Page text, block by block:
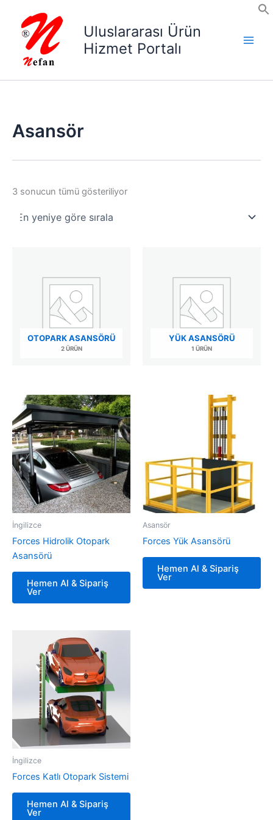
Uluslararası Ürün
Hizmet Portalı
Asansör
3 sonucun tümü gösteriliyorEn
OTOPARK ASANSÖRÜ
2 ÜRÜN
YÜK ASANSÖRÜ
1 ÜRÜN
İngilizce
Forces Hidrolik Otopark
Asansörü
Hemen Al & Sipariş
Ver
Asansör
Forces Yük Asansörü
Hemen Al & Sipariş
Ver
İngilizce
Forces Katlı Otopark Sistemi
Hemen Al & Sipariş
Ver